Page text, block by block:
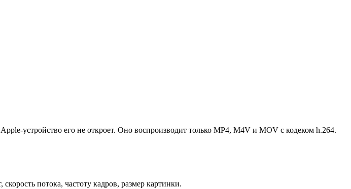
устройство его не откроет. Оно воспроизводит только MP4, M4V и MOV с кодеком h.264.
потока, частоту кадров, размер картинки.